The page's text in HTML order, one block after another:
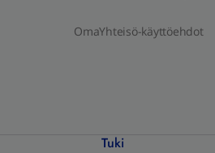
OmaYhteisö-käyttöehdot
Tuki